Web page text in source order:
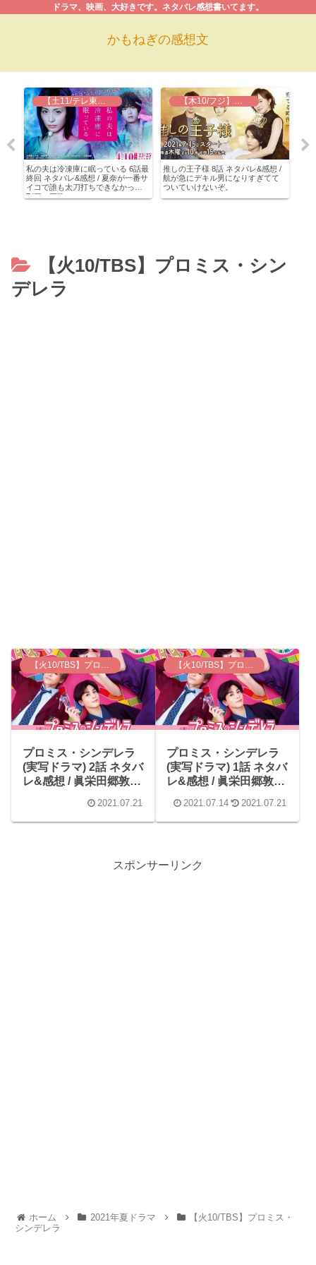
かもねぎの感想文
ドラマ、映画、大好きです。ネタバレ感想書いてます。
【土11/テレ東】私の夫は冷凍庫に眠っている
私の夫は冷凍庫に眠っている 6話最
終回 ネタバレ&感想 / 夏奈が一番サ
イコで誰も太刀打ちできなかった
Σ(￣ロ￣lll)
【木10/フジ】推しの王子様
推しの王子様 8話 ネタバレ&感想 /
航が急にデキル男になりすぎてて
ついていけないぞ。
【火10/TBS】プロミス・シン
デレラ
【火10/TBS】プロミス・シンデレラ
プロミス・シンデレラ
(実写ドラマ) 2話 ネタバ
レ&感想 / 眞栄田郷敦の
2021.07.21
【火10/TBS】プロミス・シンデレラ
プロミス・シンデレラ
(実写ドラマ) 1話 ネタバ
レ&感想 / 眞栄田郷敦の
た！！早くデレの壱成
が見たい。
2021.07.14 2021.07.21
スポンサーリンク
ホーム 2021年夏ドラマ
【火10/TBS】プロミス・
シンデレラ